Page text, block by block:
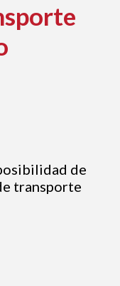
de
transporte